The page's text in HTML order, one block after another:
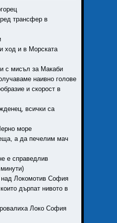
трансфер в
ход и в Морската
с мисъл за Макаби
наивно голове
и скорост в
всички са
море
а да печелим мач
е справедлив
над Локомотив София
дърпат нивото в
Локо София